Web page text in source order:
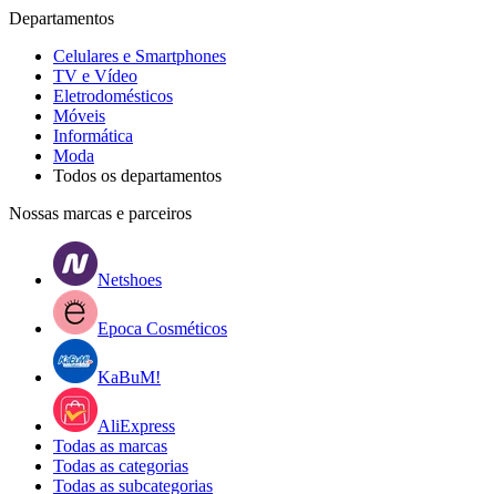
Departamentos
Celulares e Smartphones
TV e Vídeo
Eletrodomésticos
Móveis
Informática
Moda
Todos os departamentos
Nossas marcas e parceiros
Netshoes
Epoca Cosméticos
KaBuM!
AliExpress
Todas as marcas
Todas as categorias
Todas as subcategorias